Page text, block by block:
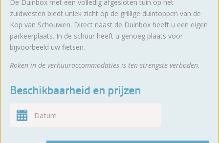
De Duinbox met een volledig afgesloten tuin op het
zuidwesten biedt uniek zicht op de grillige duintoppen van de
Kop van Schouwen. Direct naast de Duinbox heeft u een eigen
parkeerplaats. In de schuur heeft u genoeg plaats voor
bijvoorbeeld uw fietsen.
Roken in de verhuuraccommodaties is ten strengste verboden.
Beschikbaarheid en prijzen